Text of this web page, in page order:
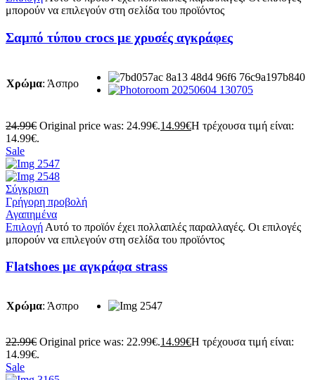
μπορούν να επιλεγούν στη σελίδα του προϊόντος
Σαμπό τύπου crocs με χρυσές αγκράφες
Χρώμα: Άσπρο
24.99€ Original price was: 24.99€.14.99€Η τρέχουσα τιμή είναι:
14.99€.
Sale
Σύγκριση
Γρήγορη προβολή
Αγαπημένα
Επιλογή Αυτό το προϊόν έχει πολλαπλές παραλλαγές. Οι επιλογές
μπορούν να επιλεγούν στη σελίδα του προϊόντος
Flatshoes με αγκράφα strass
Χρώμα: Άσπρο
22.99€ Original price was: 22.99€.14.99€Η τρέχουσα τιμή είναι:
14.99€.
Sale